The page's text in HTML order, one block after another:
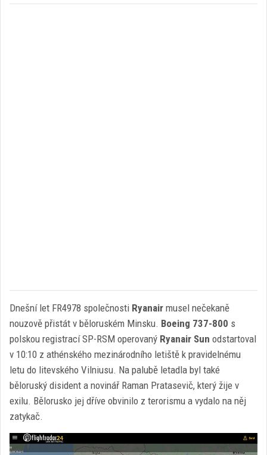
Dnešní let FR4978 společnosti Ryanair musel nečekaně
nouzově přistát v běloruském Minsku. Boeing 737-800 s
polskou registrací SP-RSM operovaný Ryanair Sun odstartoval
v 10:10 z athénského mezinárodního letiště k pravidelnému
letu do litevského Vilniusu. Na palubě letadla byl také
běloruský disident a novinář Raman Pratasevič, který žije v
exilu. Bělorusko jej dříve obvinilo z terorismu a vydalo na něj
zatykač.